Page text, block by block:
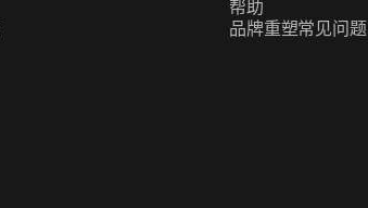
帮助
品牌重塑常见问题